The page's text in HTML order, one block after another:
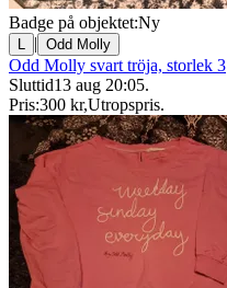
Badge på objektet:Ny
L | Odd Molly
Odd Molly svart tröja, storlek 3
Sluttid13 aug 20:05.
Pris:300 kr,Utropspris.